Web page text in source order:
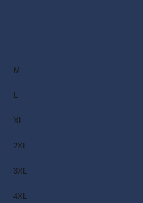
M
L
XL
2XL
3XL
4XL